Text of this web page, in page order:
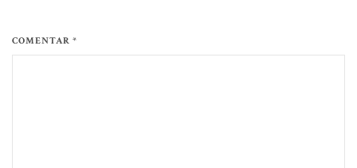
COMENTAR *